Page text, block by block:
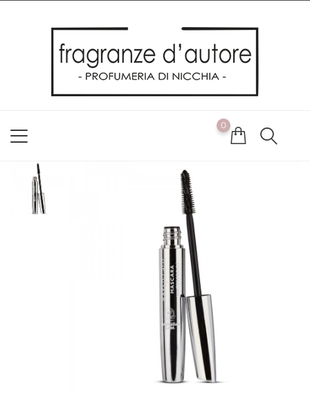
Utilizziamo i cookie per offrirti la migliore esperienza possibile
sul nostro sito web. Cliccando su OK, acconsenti alla nostra
politica sui cookie. Se desideri modificare le tue preferenze sui
cookie, puoi farlo
0